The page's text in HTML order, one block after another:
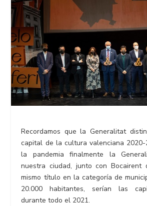
Recordamos que la Generalitat
capital de la cultura valenciana
la pandemia finalmente la
nuestra ciudad, junto con
mismo título en la categoría de
20.000 habitantes, serían las
durante todo el 2021.